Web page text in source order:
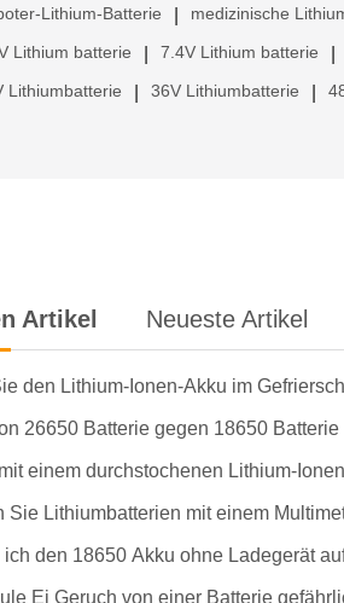
Lithium-Batterie medizinische
Lithium batterie 7.4V Lithium batterie
Lithiumbatterie 36V Lithiumbatterie
Artikel Neueste Artikel
den Lithium-Ionen-Akku im
26650 Batterie gegen 18650 Batterie
einem durchstochenen Lithium-
Sie Lithiumbatterien mit einem
den 18650 Akku ohne Ladegerät
Ei Geruch von einer Batterie